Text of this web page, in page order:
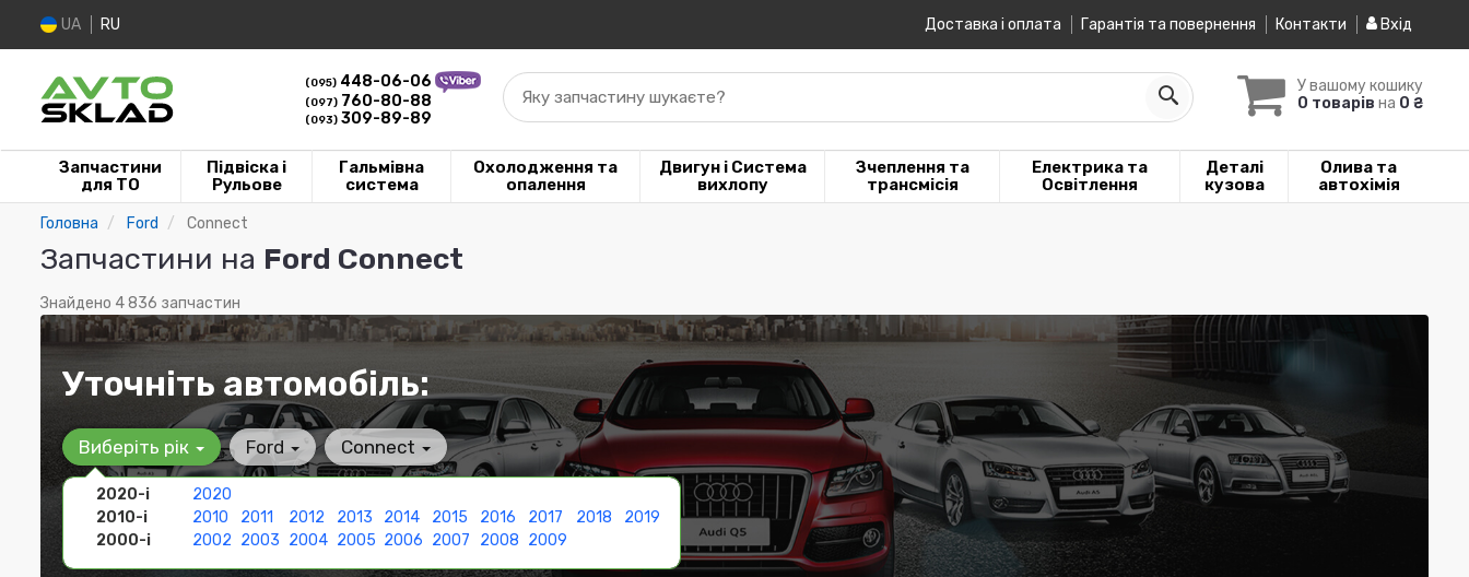
UA RU Доставка і оплата Гарантія та повернення Контакти Вхід
(095) 448-06-06
(097) 760-80-88
(093) 309-89-89
У вашому кошику
0 товарів на 0 ₴
Яку запчастину шукаєте?
Запчастини
для ТО
Підвіска і
Рульове
Гальмівна
система
Охолодження та
опалення
Двигун і Система
вихлопу
Зчеплення та
трансмісія
Електрика та
Освітлення
Деталі
кузова
Олива та
автохімія
Головна Ford Connect
Запчастини на Ford Connect
Знайдено 4 836 запчастин
Уточніть автомобіль:
Виберіть рік
2020-і
2020
2010-і
2010 2011 2012 2013 2014 2015 2016 2017 2018
2019
2000-і
2002 2003 2004 2005 2006 2007 2008 2009
Ford Connect